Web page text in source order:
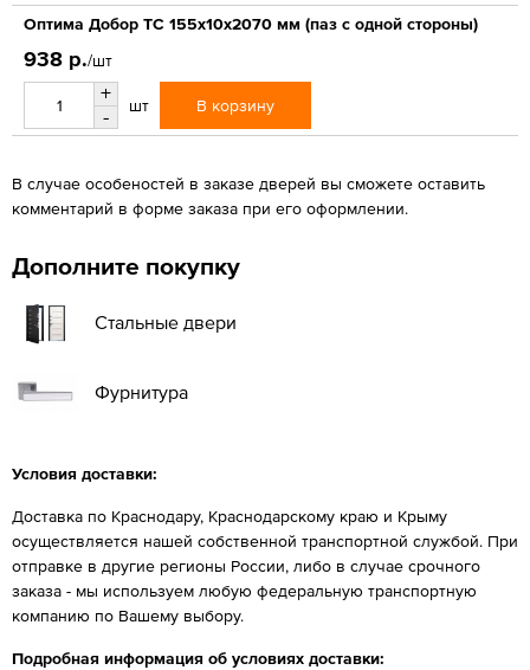
Оптима Добор ТС 155х10х2070 мм (паз с одной стороны)
938 р./шт
+
-
шт В корзину
В случае особеностей в заказе дверей вы сможете оставить
комментарий в форме заказа при его оформлении.
Дополните покупку
Стальные двери
Фурнитура
Условия доставки:
Доставка по Краснодару, Краснодарскому краю и Крыму
осуществляется нашей собственной транспортной службой. При
отправке в другие регионы России, либо в случае срочного
заказа - мы используем любую федеральную транспортную
компанию по Вашему выбору.
Подробная информация об условиях доставки: